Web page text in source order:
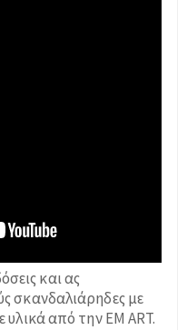
και ας
σκανδαλιάρηδες με
υλικά από την EM ART.